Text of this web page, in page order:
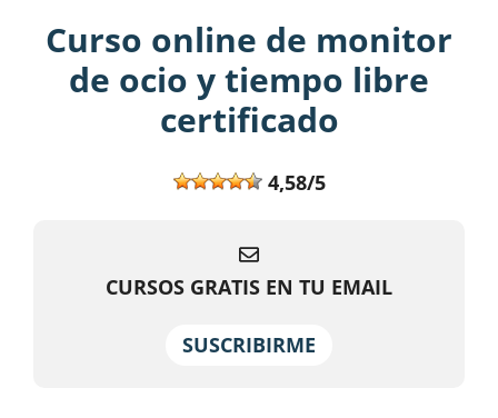
Curso online de monitor
de ocio y tiempo libre
certificado
4,58/5
CURSOS GRATIS EN TU EMAIL
SUSCRIBIRME